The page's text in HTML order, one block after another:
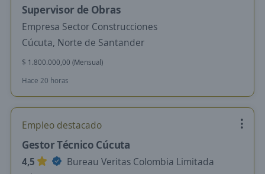
Supervisor de Obras
Empresa Sector Construcciones
Cúcuta, Norte de Santander
$ 1.800.000,00 (Mensual)
Hace 20 horas
Empleo destacado
Gestor Técnico Cúcuta
4,5
Bureau Veritas Colombia Limitada